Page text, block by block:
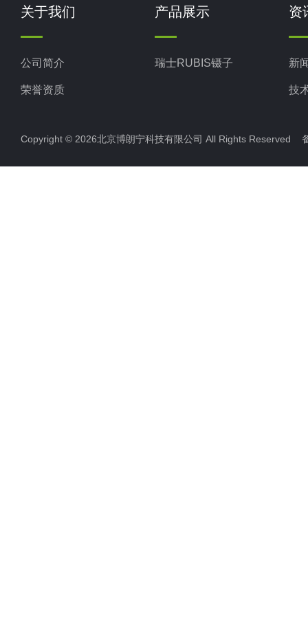
关于我们
公司简介
荣誉资质
产品展示
瑞士RUBIS镊子
资
新
技
Copyright © 2026北京博朗宁科技有限公司 All Rights Reserved